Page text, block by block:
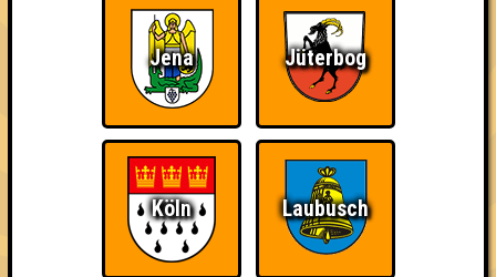
Jena Jüterbog
Köln Laubusch